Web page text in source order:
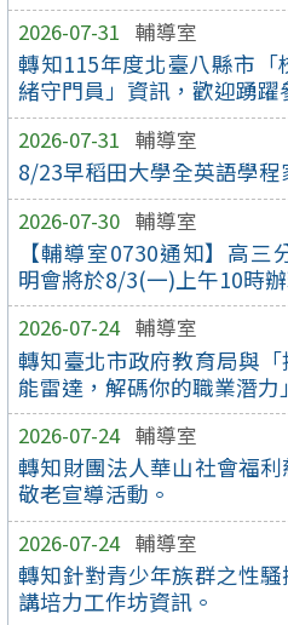
2026-07-31 輔導室
轉知115年度北臺八縣市
緒守門員」資訊，歡迎踴躍
2026-07-31 輔導室
8/23早稻田大學全英語學程
2026-07-30 輔導室
【輔導室0730通知】高
明會將於8/3(一)上午10時
2026-07-24 輔導室
轉知臺北市政府教育局與
能雷達，解碼你的職業潛力
2026-07-24 輔導室
轉知財團法人華山社會福
敬老宣導活動。
2026-07-24 輔導室
轉知針對青少年族群之性
講培力工作坊資訊。